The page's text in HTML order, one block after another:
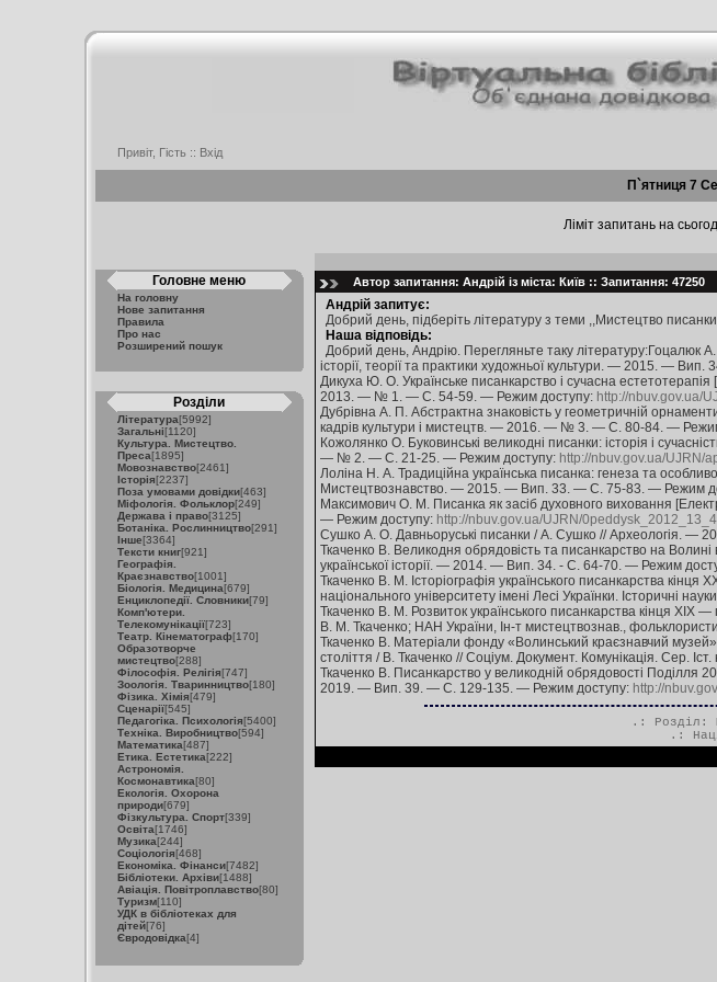
Привіт, Гість :: Вхід
П`ятниця 7
Ліміт запитань на
Головне меню
На головну
Нове запитання
Правила
Про нас
Розширений пошук
Розділи
Література[5992]
Загальні[1120]
Культура. Мистецтво.
Преса[1895]
Мовознавство[2461]
Історія[2237]
Поза умовами довідки[463]
Міфологія. Фольклор[249]
Держава і право[3125]
Ботаніка. Рослинництво[291]
Інше[3364]
Тексти книг[921]
Географія.
Краєзнавство[1001]
Біологія. Медицина[679]
Енциклопедії. Словники[79]
Комп'ютери.
Телекомунікації[723]
Театр. Кінематограф[170]
Образотворче
мистецтво[288]
Філософія. Релігія[747]
Зоологія. Тваринництво[180]
Фізика. Хімія[479]
Сценарії[545]
Педагогіка. Психологія[5400]
Техніка. Виробництво[594]
Математика[487]
Етика. Естетика[222]
Астрономія.
Космонавтика[80]
Екологія. Охорона
природи[679]
Фізкультура. Спорт[339]
Освіта[1746]
Музика[244]
Соціологія[468]
Економіка. Фінанси[7482]
Бібліотеки. Архіви[1488]
Авіація. Повітроплавство[80]
Туризм[110]
УДК в бібліотеках для
дітей[76]
Євродовідка[4]
Автор запитання: Андрій із міста: Київ :: Запитання: 47250
Андрій запитує:
Добрий день, підберіть літературу з теми ,,Мистецтво
Наша відповідь:
Добрий день, Андрію. Перегляньте таку літературу:Гоцалюк
історії, теорії та практики художньої культури. — 2015. —
Дикуха Ю. О. Українське писанкарство і сучасна
2013. — № 1. — С. 54-59. — Режим доступу: http://nbuv.gov.ua/
Дубрівна А. П. Абстрактна знаковість у геометричній
кадрів культури і мистецтв. — 2016. — № 3. — С. 80-84. —
Кожолянко О. Буковинські великодні писанки: історія і
— № 2. — С. 21-25. — Режим доступу: http://nbuv.gov.ua/UJRN/
Лоліна Н. А. Традиційна українська писанка: генеза та
Мистецтвознавство. — 2015. — Вип. 33. — С. 75-83. — Режим
Максимович О. М. Писанка як засіб духовного виховання
— Режим доступу: http://nbuv.gov.ua/UJRN/
Сушко А. О. Давньоруські писанки / А. Сушко // Археологія.
Ткаченко В. Великодня обрядовість та писанкарство на
української історії. — 2014. — Вип. 34. - С. 64-70. — Режим
Ткаченко В. М. Історіографія українського писанкарства
національного університету імені Лесі Українки.
Ткаченко В. М. Розвиток українського писанкарства кінця ХІХ
В. М. Ткаченко; НАН України, Ін-т мистецтвознав.,
Ткаченко В. Матеріали фонду «Волинський краєзнавчий
століття / В. Ткаченко // Соціум. Документ. Комунікація. Сер.
Ткаченко В. Писанкарство у великодній обрядовості Поділля
2019. — Вип. 39. — С. 129-135. — Режим доступу: http://
.: Розділ:
.: